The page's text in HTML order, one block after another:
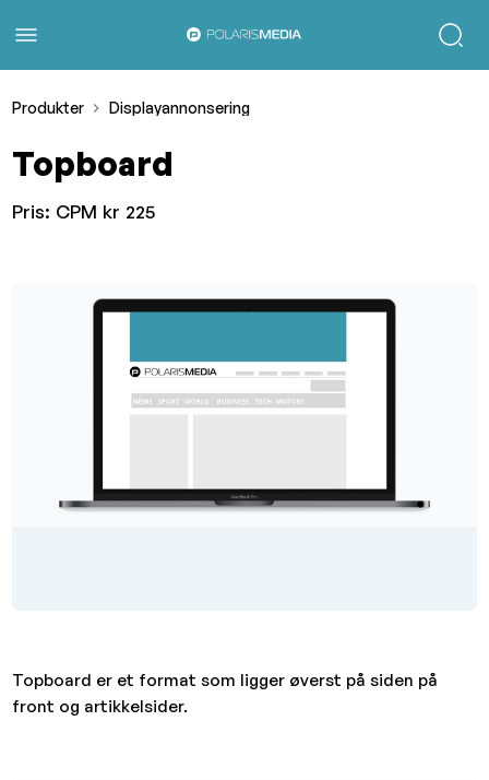
Produkter Displayannonsering
Topboard
Pris: CPM kr 225
Topboard er et format som ligger øverst på siden på
front og artikkelsider.